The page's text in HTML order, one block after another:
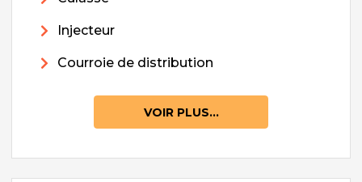
Injecteur
Courroie de distribution
VOIR PLUS...